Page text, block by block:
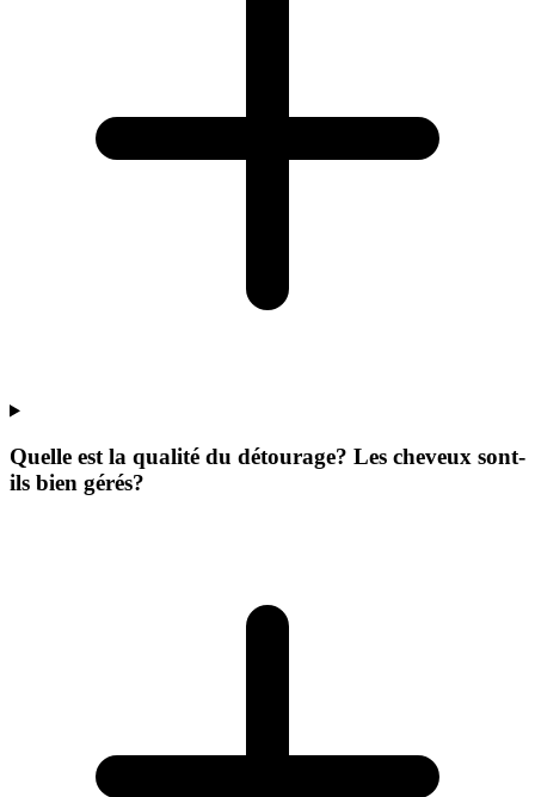
Quelle est la qualité du détourage? Les cheveux sont-
ils bien gérés?